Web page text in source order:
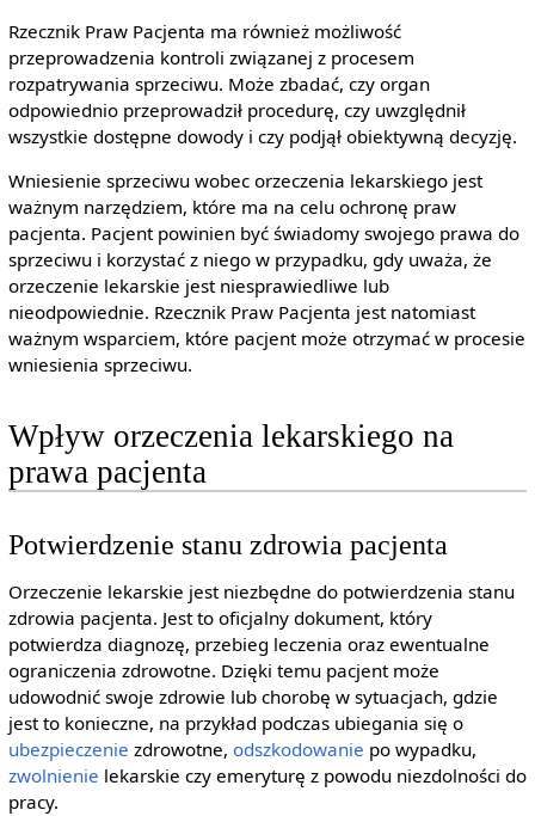
Rzecznik Praw Pacjenta ma również możliwość
przeprowadzenia kontroli związanej z procesem
rozpatrywania sprzeciwu. Może zbadać, czy organ
odpowiednio przeprowadził procedurę, czy uwzględnił
wszystkie dostępne dowody i czy podjął obiektywną decyzję.
Wniesienie sprzeciwu wobec orzeczenia lekarskiego jest
ważnym narzędziem, które ma na celu ochronę praw
pacjenta. Pacjent powinien być świadomy swojego prawa do
sprzeciwu i korzystać z niego w przypadku, gdy uważa, że
orzeczenie lekarskie jest niesprawiedliwe lub
nieodpowiednie. Rzecznik Praw Pacjenta jest natomiast
ważnym wsparciem, które pacjent może otrzymać w procesie
wniesienia sprzeciwu.
Wpływ orzeczenia lekarskiego na
prawa pacjenta
Potwierdzenie stanu zdrowia pacjenta
Orzeczenie lekarskie jest niezbędne do potwierdzenia stanu
zdrowia pacjenta. Jest to oficjalny dokument, który
potwierdza diagnozę, przebieg leczenia oraz ewentualne
ograniczenia zdrowotne. Dzięki temu pacjent może
udowodnić swoje zdrowie lub chorobę w sytuacjach, gdzie
jest to konieczne, na przykład podczas ubiegania się o
ubezpieczenie zdrowotne, odszkodowanie po wypadku,
zwolnienie lekarskie czy emeryturę z powodu niezdolności do
pracy.